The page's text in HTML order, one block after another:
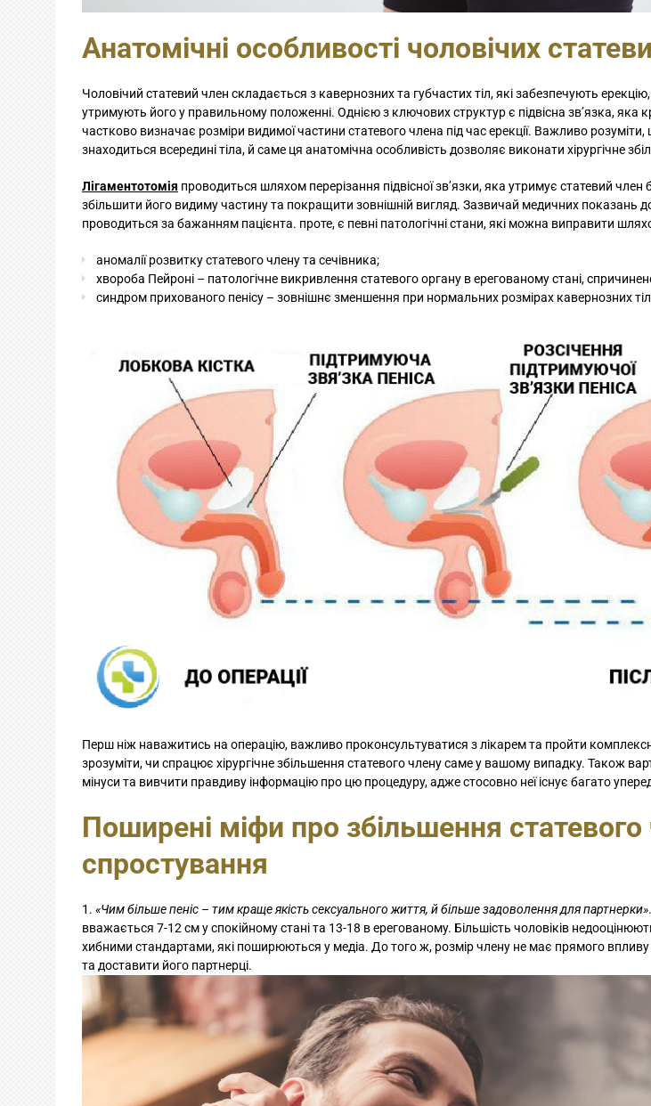
Анатомічні особливості чоловічих
Чоловічий статевий член складається з кавернозних та губчастих тіл, які забезпечують
утримують його у правильному положенні. Однією з ключових структур є підвісна зв’язка, яка
частково визначає розміри видимої частини статевого члена під час ерекції. Важливо
знаходиться всередині тіла, й саме ця анатомічна особливість дозволяє виконати хірургічне
Лігаментотомія проводиться шляхом перерізання підвісної зв’язки, яка утримує статевий член
збільшити його видиму частину та покращити зовнішній вигляд. Зазвичай медичних показань до
проводиться за бажанням пацієнта. проте, є певні патологічні стани, які можна виправити
аномалії розвитку статевого члену та сечівника;
хвороба Пейроні – патологічне викривлення статевого органу в ерегованому стані,
синдром прихованого пенісу – зовнішнє зменшення при нормальних розмірах кавернозних
Перш ніж наважитись на операцію, важливо проконсультуватися з лікарем та пройти
зрозуміти, чи спрацює хірургічне збільшення статевого члену саме у вашому випадку. Також
мінуси та вивчити правдиву інформацію про цю процедуру, адже стосовно неї існує багато
Поширені міфи про збільшення статевого
спростування
«Чим більше пеніс – тим краще якість сексуального життя, й більше задоволення для партнерки»
вважається 7-12 см у спокійному стані та 13-18 в ерегованому. Більшість чоловіків
хибними стандартами, які поширюються у медіа. До того ж, розмір члену не має прямого
та доставити його партнерці.